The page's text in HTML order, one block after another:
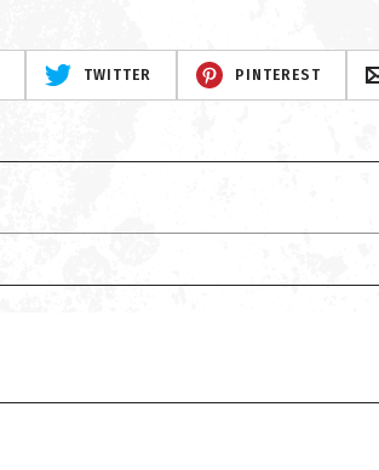
TWITTER PINTEREST